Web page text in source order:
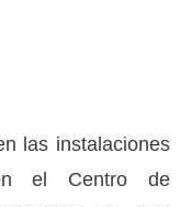
las instalaciones
el Centro de